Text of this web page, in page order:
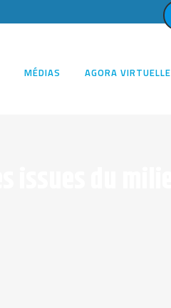
MÉDIAS AGORA VIRTUELLE